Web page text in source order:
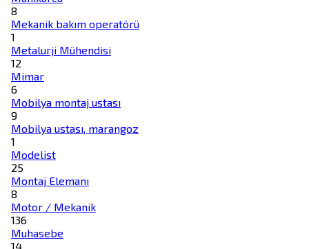
8
Mekanik bakım operatörü
1
Metalurji Mühendisi
12
Mimar
6
Mobilya montaj ustası
9
Mobilya ustası, marangoz
1
Modelist
25
Montaj Elemanı
8
Motor / Mekanik
136
Muhasebe
14